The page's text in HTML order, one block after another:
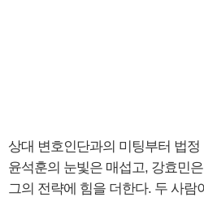
상대 변호인단과의 미팅부터 법
윤석훈의 눈빛은 매섭고, 강효민
그의 전략에 힘을 더한다. 두 사람